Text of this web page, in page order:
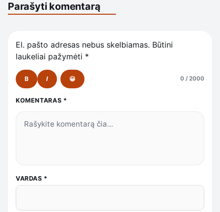
Parašyti komentarą
El. pašto adresas nebus skelbiamas. Būtini
laukeliai pažymėti *
B I 😀 0 / 2000
KOMENTARAS *
VARDAS *